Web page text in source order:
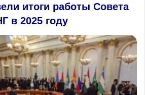
итоги работы Совета
в 2025 году